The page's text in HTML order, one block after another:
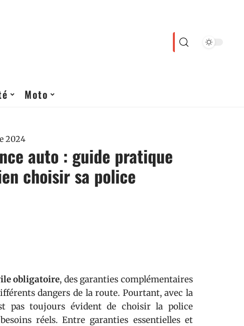
Moto
2024
auto : guide pratique
choisir sa police
obligatoire, des garanties complémentaires
dangers de la route. Pourtant, avec la
pas toujours évident de choisir la police
réels. Entre garanties essentielles et